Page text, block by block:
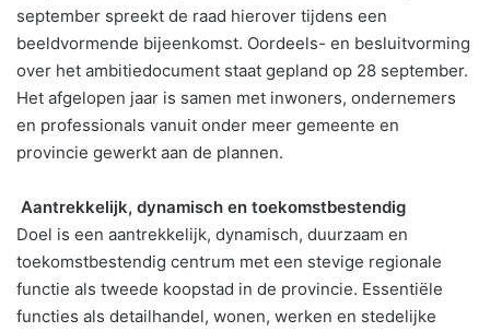
september spreekt de raad hierover tijdens een
beeldvormende bijeenkomst. Oordeels- en besluitvorming
over het ambitiedocument staat gepland op 28 september.
Het afgelopen jaar is samen met inwoners, ondernemers
en professionals vanuit onder meer gemeente en
provincie gewerkt aan de plannen.
Aantrekkelijk, dynamisch en toekomstbestendig
Doel is een aantrekkelijk, dynamisch, duurzaam en
toekomstbestendig centrum met een stevige regionale
functie als tweede koopstad in de provincie. Essentiële
functies als detailhandel, wonen, werken en stedelijke